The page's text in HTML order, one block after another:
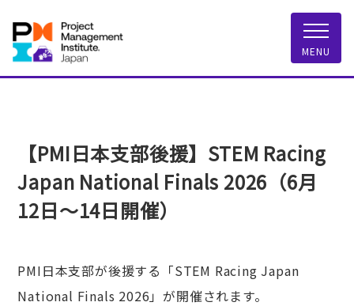
一般社団法人 PMI
MENU
【PMI日本支部後援】STEM Racing
Japan National Finals 2026（6月
12日～14日開催）
PMI日本支部が後援する「STEM Racing Japan
National Finals 2026」が開催されます。